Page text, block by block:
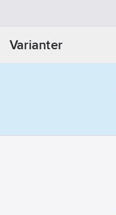
Varianter